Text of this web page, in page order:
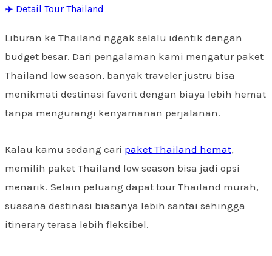
✈️ Detail Tour Thailand
Liburan ke Thailand nggak selalu identik dengan
budget besar. Dari pengalaman kami mengatur paket
Thailand low season, banyak traveler justru bisa
menikmati destinasi favorit dengan biaya lebih hemat
tanpa mengurangi kenyamanan perjalanan.
Kalau kamu sedang cari paket Thailand hemat,
memilih paket Thailand low season bisa jadi opsi
menarik. Selain peluang dapat tour Thailand murah,
suasana destinasi biasanya lebih santai sehingga
itinerary terasa lebih fleksibel.